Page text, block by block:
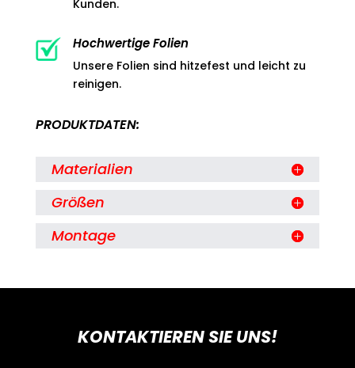
Kunden.
Hochwertige Folien
Unsere Folien sind hitzefest und leicht zu
reinigen.
PRODUKTDATEN:
Materialien
Größen
Montage
KONTAKTIEREN SIE UNS!